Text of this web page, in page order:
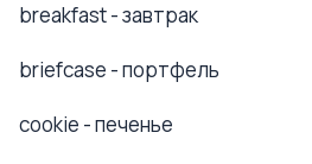
breakfast - завтрак
briefcase - портфель
cookie - печенье